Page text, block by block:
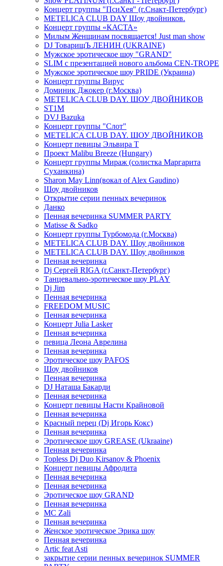
Концерт группы "ПсиХея" (г.Снакт-Петербург)
METELICA CLUB DAY Шоу двойников.
Концерт группы «КАСТА»
Милым Женщинам посвящается! Just man show
DJ ТоварищЪ ЛЕНИН (UKRAINE)
Мужское эротическое шоу "GRAND"
SLIM с презентацией нового альбома CEN-TROPE
Мужское эротическое шоу PRIDE (Украина)
Концерт группы Вирус
Доминик Джокер (г.Москва)
METELICA CLUB DAY. ШОУ ДВОЙНИКОВ
ST1M
DVJ Bazuka
Концерт группы "Слот"
METELICA CLUB DAY. ШОУ ДВОЙНИКОВ
Концерт певицы Эльвира Т
Проект Malibu Breeze (Hungary)
Концерт группы Мираж (солистка Маргарита
Суханкина)
Sharon May Linn(вокал of Alex Gaudino)
Шоу двойников
Открытие серии пенных вечеринок
Данко
Пенная вечеринка SUMMER PARTY
Matisse & Sadko
Концерт группы Турбомода (г.Москва)
METELICA CLUB DAY. Шоу двойников
METELICA CLUB DAY. Шоу двойников
Пенная вечеринка
Dj Сергей RIGA (г.Санкт-Петербург)
Танцевально-эротическое шоу PLAY
Dj Jim
Пенная вечеринка
FREEDOM MUSIC
Пенная вечеринка
Концерт Julia Lasker
Пенная вечеринка
певица Леона Аврелина
Пенная вечеринка
Эротическое шоу PAFOS
Шоу двойников
Пенная вечеринка
DJ Наташа Бакарди
Пенная вечеринка
Концерт певицы Насти Крайновой
Пенная вечеринка
Красный перец (Dj Игорь Кокс)
Пенная вечеринка
Эротическое шоу GREASE (Ukraaine)
Пенная вечеринка
Topless Dj Duo Kirsanov & Phoenix
Концерт певицы Афродита
Пенная вечеринка
Пенная вечеринка
Эротическое шоу GRAND
Пенная вечеринка
MC Zali
Пенная вечеринка
Женское эротическое Эрика шоу
Пенная вечеринка
Artic feat Asti
закрытие серии пенных вечеринок SUMMER